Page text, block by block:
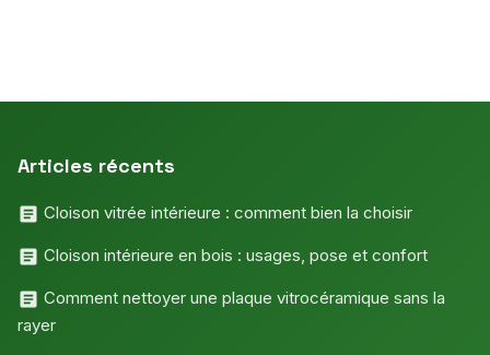
Articles récents
Cloison vitrée intérieure : comment bien la choisir
Cloison intérieure en bois : usages, pose et confort
Comment nettoyer une plaque vitrocéramique sans la
rayer